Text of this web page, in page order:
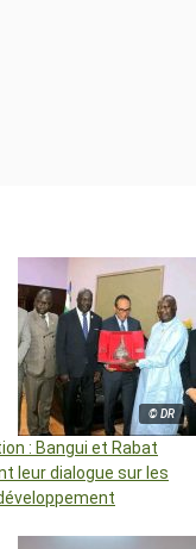
© DR
: Bangui et Rabat
leur dialogue sur les